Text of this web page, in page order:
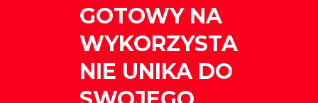
GOTOWY NA
WYKORZYSTA
NIE UNIKA DO